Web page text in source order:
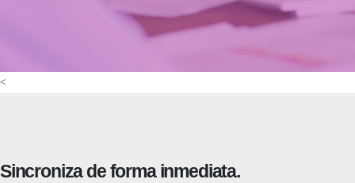
<
Sincroniza de forma inmediata.